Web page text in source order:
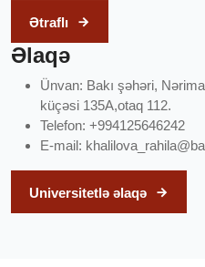
Ətraflı
Əlaqə
Ünvan: Bakı şəhəri,
küçəsi 135A,otaq 112.
Telefon: +994125646242
E-mail:
Universitetlə əlaqə